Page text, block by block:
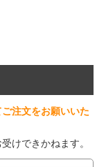
注文をお願いいた
けできかねます。